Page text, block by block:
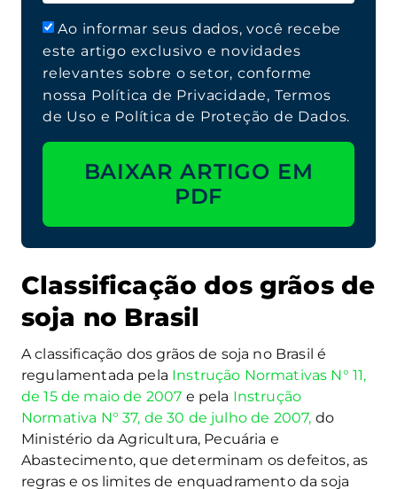
Ao informar seus dados, você recebe
este artigo exclusivo e novidades
relevantes sobre o setor, conforme
nossa Política de Privacidade, Termos
de Uso e Política de Proteção de Dados.
BAIXAR ARTIGO EM
PDF
Classificação dos grãos de
soja no Brasil
A classificação dos grãos de soja no Brasil é
regulamentada pela Instrução Normativas N° 11,
de 15 de maio de 2007 e pela Instrução
Normativa N° 37, de 30 de julho de 2007, do
Ministério da Agricultura, Pecuária e
Abastecimento, que determinam os defeitos, as
regras e os limites de enquadramento da soja